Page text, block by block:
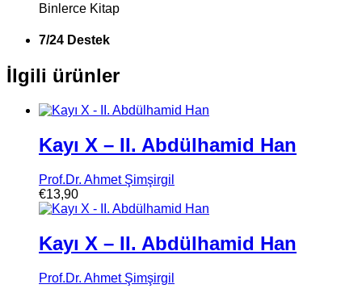
Binlerce Kitap
7/24 Destek
İlgili ürünler
Kayı X – II. Abdülhamid Han
Prof.Dr. Ahmet Şimşirgil
€13,90
Kayı X – II. Abdülhamid Han
Prof.Dr. Ahmet Şimşirgil